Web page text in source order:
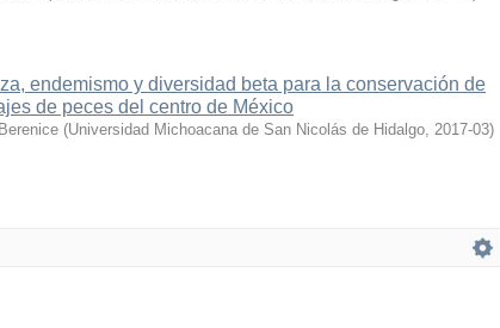
endemismo y diversidad beta para la conservación de
de peces del centro de México
(Universidad Michoacana de San Nicolás de Hidalgo, 2017-03)